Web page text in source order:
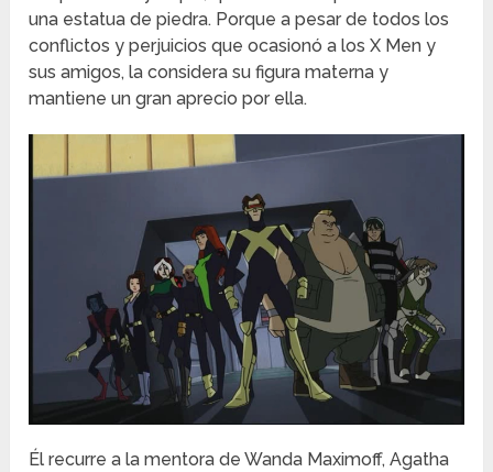
una estatua de piedra. Porque a pesar de todos los
conflictos y perjuicios que ocasionó a los X Men y
sus amigos, la considera su figura materna y
mantiene un gran aprecio por ella.
Él recurre a la mentora de Wanda Maximoff, Agatha